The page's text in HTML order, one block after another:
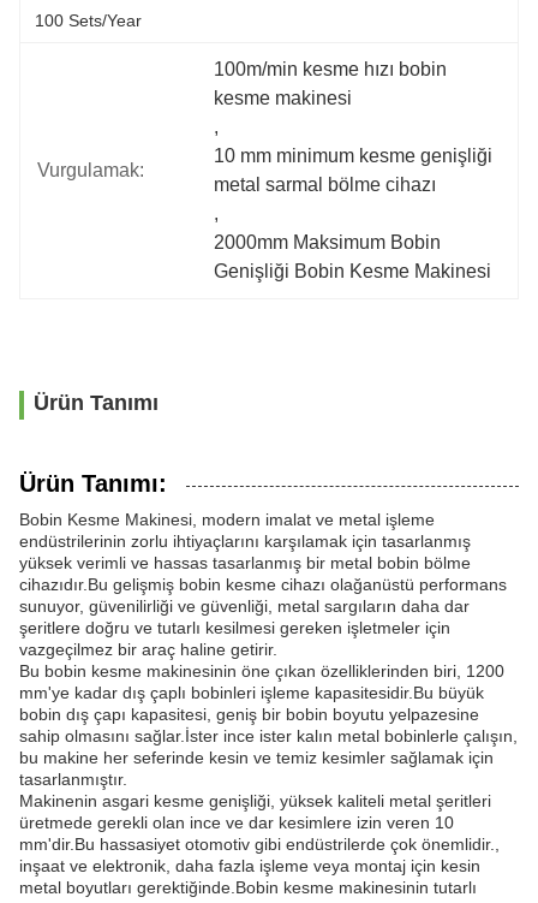
100 Sets/year
Vurgulamak:
100m/min kesme hızı bobin
kesme makinesi
,
10 mm minimum kesme genişliği
metal sarmal bölme cihazı
,
2000mm Maksimum Bobin
Genişliği Bobin Kesme Makinesi
Ürün Tanımı
Ürün Tanımı:
Bobin Kesme Makinesi, modern imalat ve metal işleme
endüstrilerinin zorlu ihtiyaçlarını karşılamak için tasarlanmış
yüksek verimli ve hassas tasarlanmış bir metal bobin bölme
cihazıdır.Bu gelişmiş bobin kesme cihazı olağanüstü performans
sunuyor, güvenilirliği ve güvenliği, metal sargıların daha dar
şeritlere doğru ve tutarlı kesilmesi gereken işletmeler için
vazgeçilmez bir araç haline getirir.
Bu bobin kesme makinesinin öne çıkan özelliklerinden biri, 1200
mm'ye kadar dış çaplı bobinleri işleme kapasitesidir.Bu büyük
bobin dış çapı kapasitesi, geniş bir bobin boyutu yelpazesine
sahip olmasını sağlar.İster ince ister kalın metal bobinlerle çalışın,
bu makine her seferinde kesin ve temiz kesimler sağlamak için
tasarlanmıştır.
Makinenin asgari kesme genişliği, yüksek kaliteli metal şeritleri
üretmede gerekli olan ince ve dar kesimlere izin veren 10
mm'dir.Bu hassasiyet otomotiv gibi endüstrilerde çok önemlidir.,
inşaat ve elektronik, daha fazla işleme veya montaj için kesin
metal boyutları gerektiğinde.Bobin kesme makinesinin tutarlı